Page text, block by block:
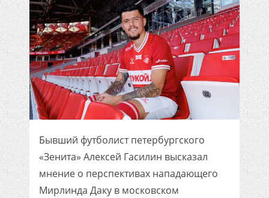
Бывший футболист петербургского
«Зенита» Алексей Гасилин высказал
мнение о перспективах нападающего
Мирлинда Даку в московском